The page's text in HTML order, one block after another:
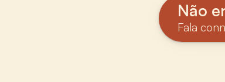
Não
Fala